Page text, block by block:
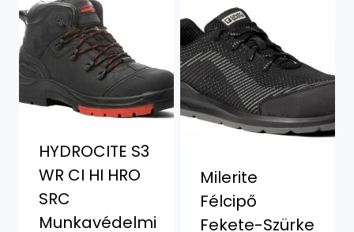
HYDROCITE S3
WR CI HI HRO
SRC
Munkavédelmi
Milerite
Félcipő
Fekete-Szürke